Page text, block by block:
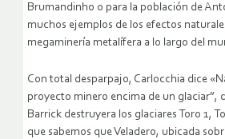
Brumandinho o para la población de
muchos ejemplos de los efectos
megaminería metalífera a lo largo del
Con total desparpajo, Carlocchia dice
proyecto minero encima de un glaciar”,
Barrick destruyera los glaciares Toro 1,
que sabemos que Veladero, ubicada